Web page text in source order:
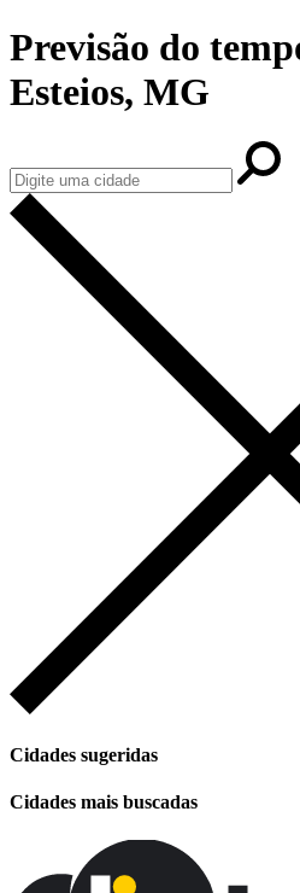
Previsão do
Esteios, MG
Cidades sugeridas
Cidades mais buscadas